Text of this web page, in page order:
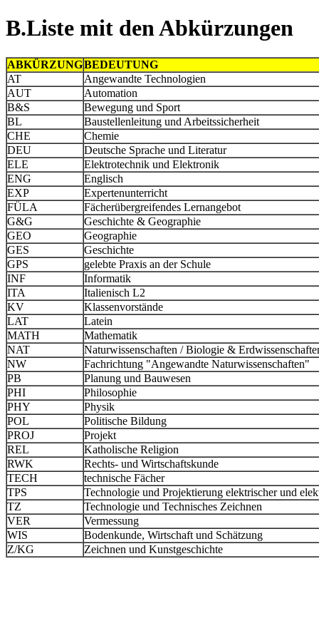
B.Liste mit den Abkürzungen
ABKÜRZUNGBEDEUTUNG
AT
Angewandte Technologien
AUT
Automation
B&S
Bewegung und Sport
BL
Baustellenleitung und Arbeitssicherheit
CHE
Chemie
DEU
Deutsche Sprache und Literatur
ELE
Elektrotechnik und Elektronik
ENG
Englisch
EXP
Expertenunterricht
FÜLA
Fächerübergreifendes Lernangebot
G&G
Geschichte & Geographie
GEO
Geographie
GES
Geschichte
GPS
gelebte Praxis an der Schule
INF
Informatik
ITA
Italienisch L2
KV
Klassenvorstände
LAT
Latein
MATH
Mathematik
NAT
Naturwissenschaften / Biologie &
NW
Fachrichtung "Angewandte Naturwissenschaften"
PB
Planung und Bauwesen
PHI
Philosophie
PHY
Physik
POL
Politische Bildung
PROJ
Projekt
REL
Katholische Religion
RWK
Rechts- und Wirtschaftskunde
TECH
technische Fächer
TPS
Technologie und Projektierung elektrischer und
TZ
Technologie und Technisches Zeichnen
VER
Vermessung
WIS
Bodenkunde, Wirtschaft und Schätzung
Z/KG
Zeichnen und Kunstgeschichte